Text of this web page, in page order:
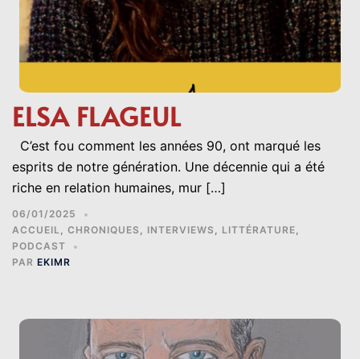
ELSA FLAGEUL
C’est fou comment les années 90, ont marqué les
esprits de notre génération. Une décennie qui a été
riche en relation humaines, mur […]
06/01/2025
ACCUEIL, CHRONIQUES , INTERVIEWS , LITTÉRATURE,
PODCAST
PAR EKIMR